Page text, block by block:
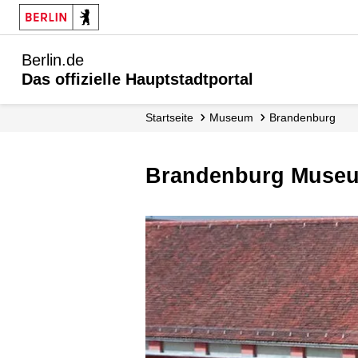
Berlin.de
Das offizielle Hauptstadtportal
Startseite Museum Brandenburg
Brandenburg